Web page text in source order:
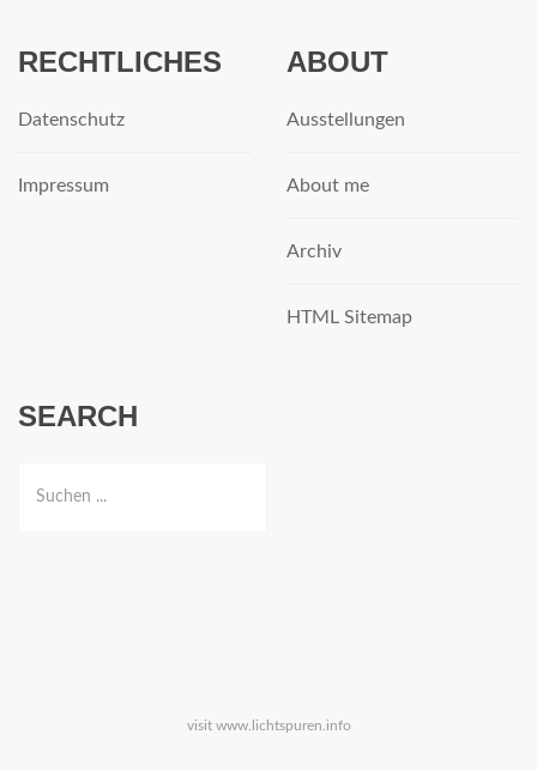
RECHTLICHES
Datenschutz
Impressum
ABOUT
Ausstellungen
About me
Archiv
HTML Sitemap
SEARCH
visit www.lichtspuren.info